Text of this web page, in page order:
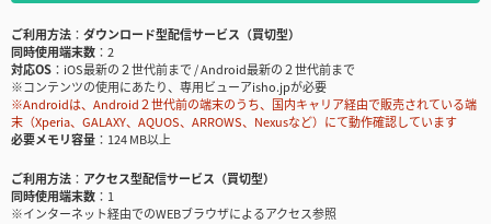
ご利用方法
ダウンロード型配信サービス（買切型）
同時使用端末数
2
対応OS
iOS最新の２世代前まで / Android最新の２世代前まで
※コンテンツの使用にあたり、専用ビューアisho.jpが必要
※Androidは、Android２世代前の端末のうち、国内キャリア経由で販売されている端
末（Xperia、GALAXY、AQUOS、ARROWS、Nexusなど）にて動作確認しています
必要メモリ容量
124 MB以上
ご利用方法
アクセス型配信サービス（買切型）
同時使用端末数
1
※インターネット経由でのWEBブラウザによるアクセス参照